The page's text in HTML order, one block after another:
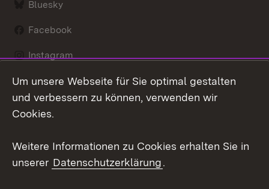
Bluesky
Facebook
Instagram
LinkedIn
Um unsere Webseite für Sie optimal gestalten
und verbessern zu können, verwenden wir
Cookies.
Weitere Informationen zu Cookies erhalten Sie in
unserer Datenschutzerklärung.